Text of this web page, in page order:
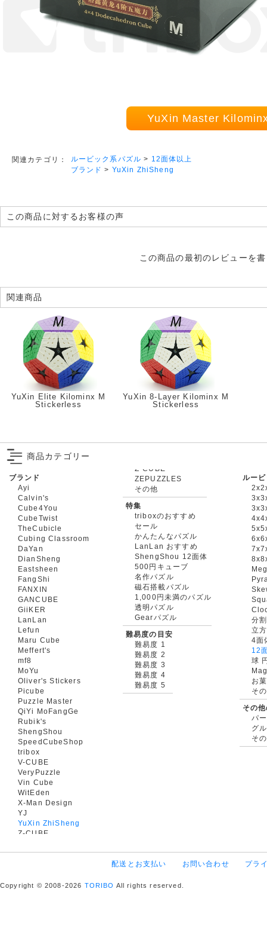
YuXin Master
関連カテゴリ： ルービック系パズル > 12面体以上
ブランド > YuXin ZhiSheng
この商品に対するお客様の声
この商品の最初のレビューを
関連商品
YuXin Elite Kilominx M
Stickerless
YuXin 8-Layer Kilominx M
Stickerless
商品カテゴリー
ブランド
Ayi
Calvin's
Cube4You
CubeTwist
TheCubicle
Cubing Classroom
DaYan
DianSheng
Eastsheen
FangShi
FANXIN
GANCUBE
GiiKER
LanLan
Lefun
Maru Cube
Meffert's
mf8
MoYu
Oliver's Stickers
Picube
Puzzle Master
QiYi MoFangGe
Rubik's
ShengShou
SpeedCubeShop
tribox
V-CUBE
VeryPuzzle
Vin Cube
WitEden
X-Man Design
YJ
YuXin ZhiSheng
Z-CUBE
ZEPUZZLES
その他
特集
triboxのおすすめ
セール
かんたんなパズル
LanLan おすすめ
ShengShou 12面体
500円キューブ
名作パズル
磁石搭載パズル
1,000円未満のパズル
透明パズル
Gearパズル
難易度の目安
難易度 1
難易度 2
難易度 3
難易度 4
難易度 5
ルー
分
立
4面
12
球
お
そ
その
パ
グ
そ
配送とお支払い お問い合わせ プラ
Copyright © 2008-2026 TORIBO All rights reserved.